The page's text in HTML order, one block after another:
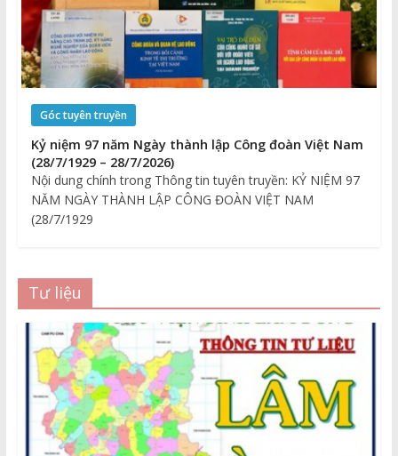
Góc tuyên truyền
Kỷ niệm 97 năm Ngày thành lập Công đoàn Việt Nam
(28/7/1929 – 28/7/2026)
Nội dung chính trong Thông tin tuyên truyền: KỶ NIỆM 97
NĂM NGÀY THÀNH LẬP CÔNG ĐOÀN VIỆT NAM
(28/7/1929
Tư liệu